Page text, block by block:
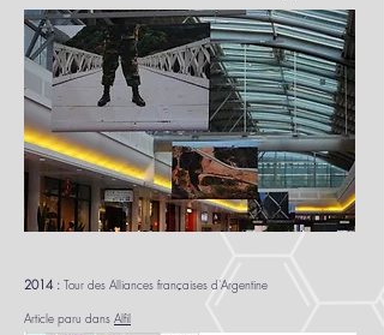
2014 : Tour des Alliances françaises d'Argentine
Article paru dans Alfil